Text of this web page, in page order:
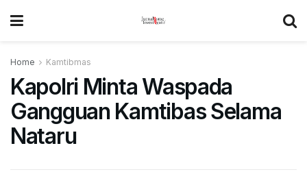
Home Kamtibmas
Kapolri Minta Waspada
Gangguan Kamtibas Selama
Nataru